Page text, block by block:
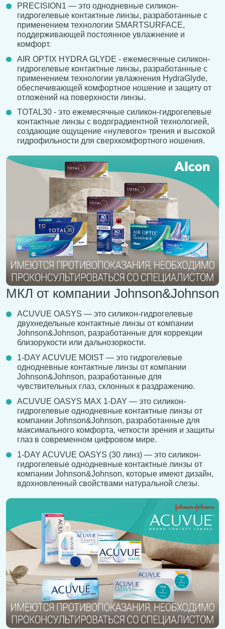
PRECISION1 — это однодневные силикон-
гидрогелевые контактные линзы, разработанные с
применением технологии SMARTSURFACE,
поддерживающей постоянное увлажнение и
комфорт.
AIR OPTIX HYDRA GLYDE - ежемесячные силикон-
гидрогелевые контактные линзы, разработанные с
применением технологии увлажнения HydraGlyde,
обеспечивающей комфортное ношение и защиту от
отложений на поверхности линзы.
TOTAL30 - это ежемесячные силикон-гидрогелевые
контактные линзы с водоградиентной технологией,
создающие ощущение «нулевого» трения и высокой
гидрофильности для сверхкомфортного ношения.
МКЛ от компании Johnson&Johnson
ACUVUE OASYS — это силикон-гидрогелевые
двухнедельные контактные линзы от компании
Johnson&Johnson, разработанные для коррекции
близорукости или дальнозоркости.
1-DAY ACUVUE MOIST — это гидрогелевые
однодневные контактные линзы от компании
Johnson&Johnson, разработанные для
чувствительных глаз, склонных к раздражению.
ACUVUE OASYS MAX 1-DAY — это силикон-
гидрогелевые однодневные контактные линзы от
компании Johnson&Johnson, разработанные для
максимального комфорта, четкости зрения и защиты
глаз в современном цифровом мире.
1-DAY ACUVUE OASYS (30 линз) — это силикон-
гидрогелевые однодневные контактные линзы от
компании Johnson&Johnson, которые имеют дизайн,
вдохновленный свойствами натуральной слезы.